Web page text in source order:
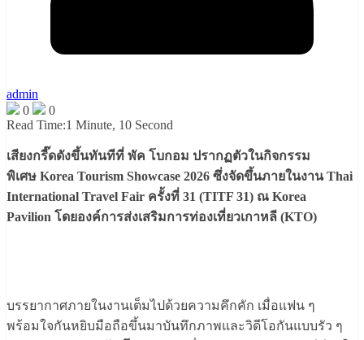
admin
0
0
Read Time:1 Minute, 10 Second
เสียงกรี๊ดดังขึ้นทันทีที่ พัค โบกอม ปรากฏตัวในกิจกรรม
พิเศษ Korea Tourism Showcase 2026 ซึ่งจัดขึ้นภายในงาน Thai
International Travel Fair ครั้งที่ 31 (TITF 31) ณ Korea
Pavilion โดยองค์การส่งเสริมการท่องเที่ยวเกาหลี (KTO)
บรรยากาศภายในงานเต็มไปด้วยความคึกคัก เมื่อแฟน ๆ
พร้อมใจกันหยิบมือถือขึ้นมาบันทึกภาพและวิดีโอกันแบบรัว ๆ